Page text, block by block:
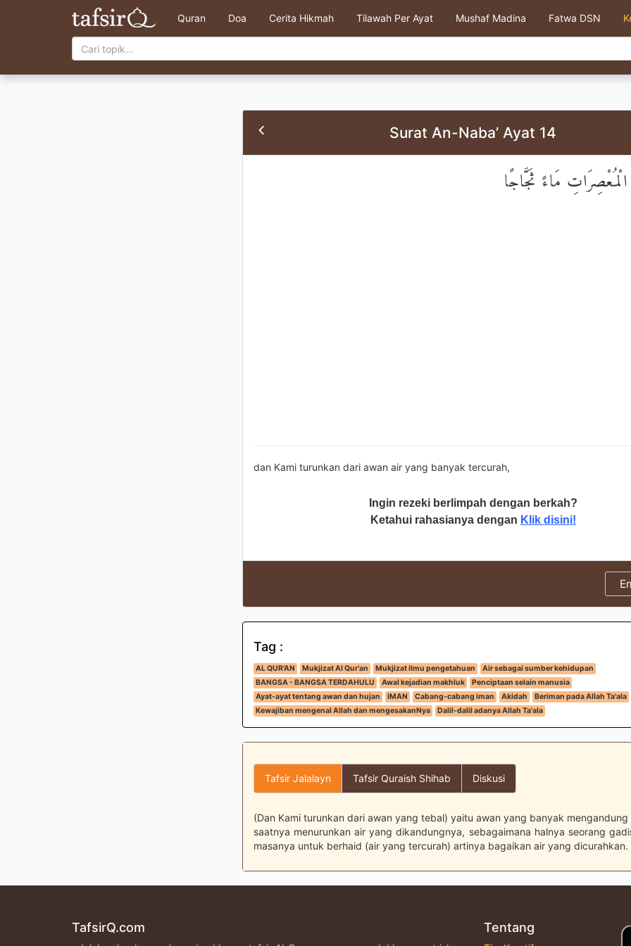
Quran Doa Cerita Hikmah Tilawah Per Ayat Mushaf Madina Fatwa DSN
Surat An-Naba’ Ayat 14
الْمُعْصِرَاتِ مَاءً ثَجَّاجًا
dan Kami turunkan dari awan air yang banyak tercurah,
Ingin rezeki berlimpah dengan berkah?
Ketahui rahasianya dengan Klik disini!
Tag :
AL QUR'AN Mukjizat Al Qur'an Mukjizat ilmu pengetahuan
Air sebagai sumber kehidupan
BANGSA - BANGSA TERDAHULU
Awal kejadian makhluk
Penciptaan selain manusia
Ayat-ayat tentang awan dan hujan
IMAN Cabang-cabang iman Akidah
Beriman pada Allah Ta'ala
Kewajiban mengenal Allah dan mengesakanNya
Dalil-dalil adanya Allah Ta'ala
Tafsir Jalalayn Tafsir Quraish Shihab Diskusi
(Dan Kami turunkan dari awan yang tebal) yaitu awan yang banyak mengandung
saatnya menurunkan air yang dikandungnya, sebagaimana halnya seorang
masanya untuk berhaid (air yang tercurah) artinya bagaikan air yang dicurahkan.
TafsirQ.com Tentang